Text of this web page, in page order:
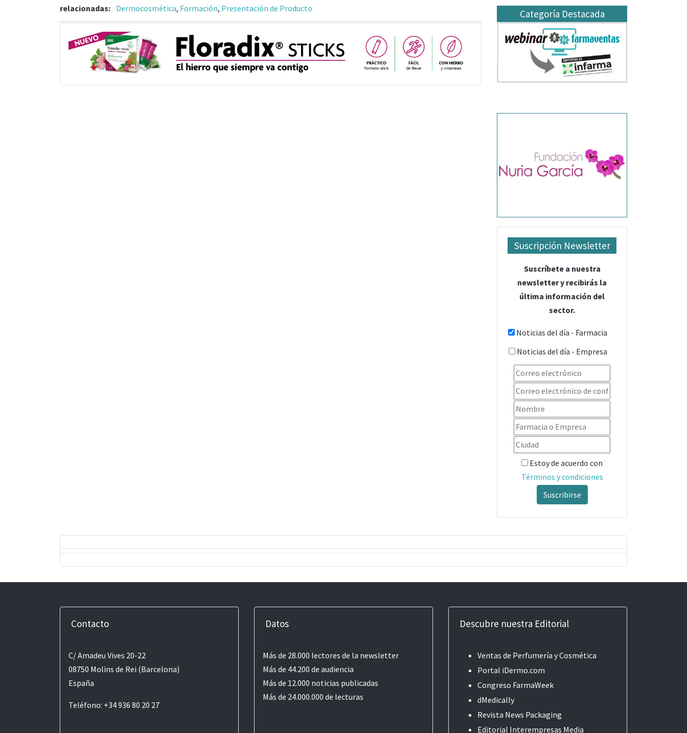
relacionadas: Dermocosmética, Formación, Presentación de Producto Categoría Destacada
Suscripción Newsletter
Suscríbete a nuestra
newsletter y recibirás la
última información del
sector.
Noticias del día - Farmacia
Noticias del día - Empresa
Estoy de acuerdo con
Términos y condiciones
Suscribirse
Contacto
C/ Amadeu Vives 20-22
08750 Molins de Rei (Barcelona)
España
Teléfono: +34 936 80 20 27
Datos
Más de 28.000 lectores de la newsletter
Más de 44.200 de audiencia
Más de 12.000 noticias publicadas
Más de 24.000.000 de lecturas
Descubre nuestra Editorial
Ventas de Perfumería y Cosmética
Portal iDermo.com
Congreso FarmaWeek
dMedically
Revista News Packaging
Editorial Interempresas Media